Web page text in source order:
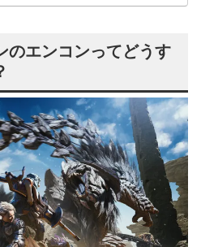
のエンコンってどうす